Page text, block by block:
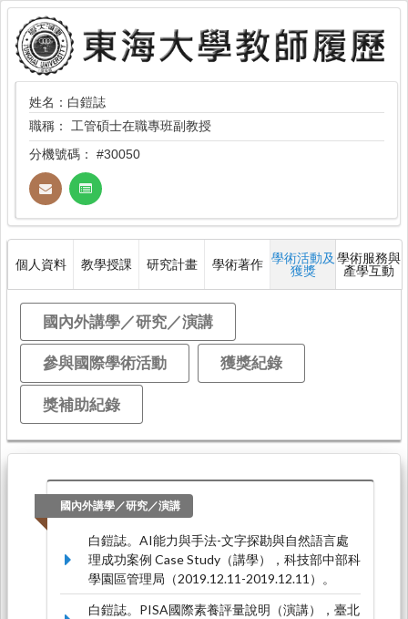
姓名：白鎧誌
職稱： 工管碩士在職專班副教授
分機號碼： #30050
個人資料 教學授課 研究計畫 學術著作 學術活動及
獲獎
學術服務與
產學互動
國內外講學／研究／演講
參與國際學術活動 獲獎紀錄
獎補助紀錄
國內外講學／研究／演講
白鎧誌。AI能力與手法-文字探勘與自然語言處
理成功案例 Case Study（講學），科技部中部科
學園區管理局（2019.12.11-2019.12.11）。
白鎧誌。PISA國際素養評量說明（演講），臺北